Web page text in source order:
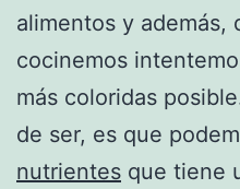
alimentos y además,
cocinemos
más coloridas
de ser, es que
nutrientes que tiene